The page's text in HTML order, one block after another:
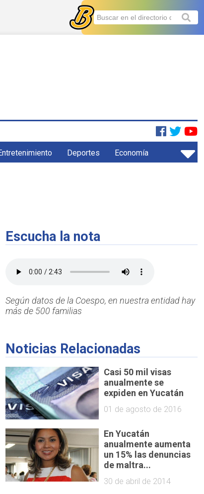
Deportes Economía
Escucha la nota
Según datos de la Coespo, en nuestra entidad hay
más de 500 familias
Noticias Relacionadas
Casi 50 mil visas
anualmente se
expiden en Yucatán
01 de agosto de 2016
En Yucatán
anualmente aumenta
un 15% las denuncias
de maltra...
30 de abril de 2014